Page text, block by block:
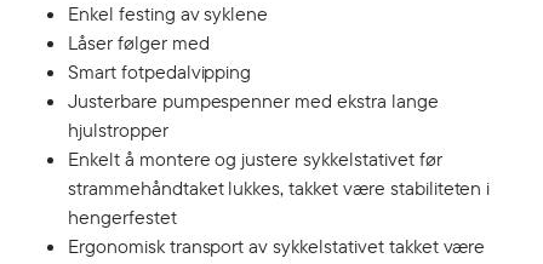
Enkel festing av syklene
Låser følger med
Smart fotpedalvipping
Justerbare pumpespenner med ekstra lange
hjulstropper
Enkelt å montere og justere sykkelstativet før
strammehåndtaket lukkes, takket være stabiliteten i
hengerfestet
Ergonomisk transport av sykkelstativet takket være